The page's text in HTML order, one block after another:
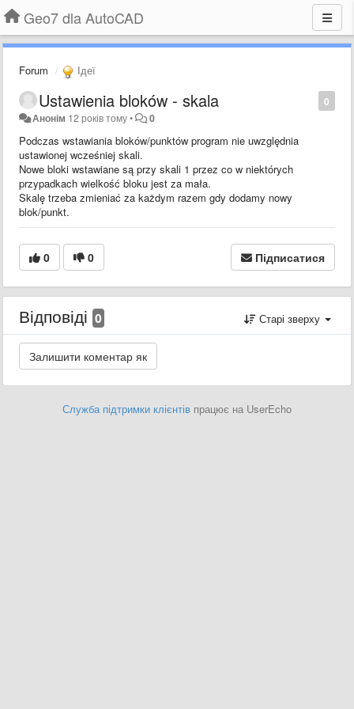
Geo7 dla AutoCAD
Forum Ідеї
0
Ustawienia bloków - skala
Анонім 12 років тому• 0
Podczas wstawiania bloków/punktów program nie uwzględnia
ustawionej wcześniej skali.
Nowe bloki wstawiane są przy skali 1 przez co w niektórych
przypadkach wielkość bloku jest za mała.
Skalę trzeba zmieniać za każdym razem gdy dodamy nowy
blok/punkt.
0 0 Підписатися
Відповіді 0 Старі зверху
Служба підтримки клієнтів працює на UserEcho